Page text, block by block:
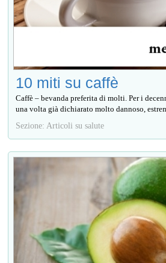
10 miti su caffè
Caffè – bevanda preferita di molti. Per i
una volta già dichiarato molto dannoso,
Sezione: Articoli su salute